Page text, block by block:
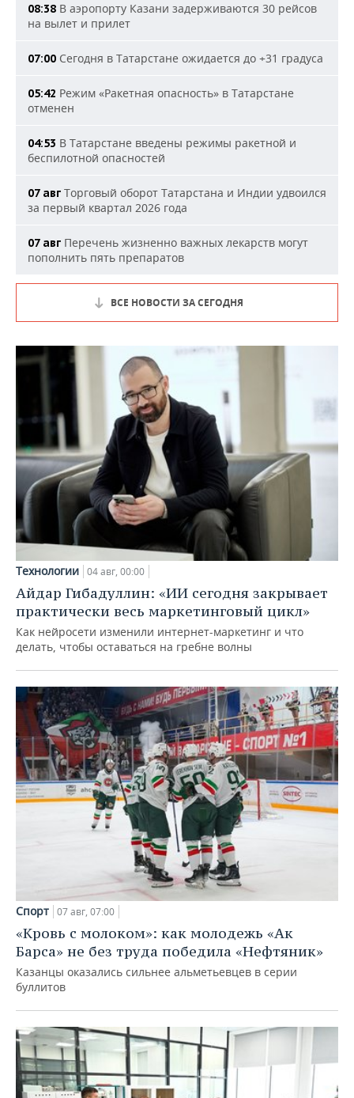
08:38 В аэропорту Казани задерживаются 30 рейсов
на вылет и прилет
07:00 Сегодня в Татарстане ожидается до +31 градуса
05:42 Режим «Ракетная опасность» в Татарстане
отменен
04:53 В Татарстане введены режимы ракетной и
беспилотной опасностей
07 авг Торговый оборот Татарстана и Индии удвоился
за первый квартал 2026 года
07 авг Перечень жизненно важных лекарств могут
пополнить пять препаратов
ВСЕ НОВОСТИ ЗА СЕГОДНЯ
Технологии 04 авг, 00:00
Айдар Гибадуллин: «ИИ сегодня закрывает
практически весь маркетинговый цикл»
Как нейросети изменили интернет-маркетинг и что
делать, чтобы оставаться на гребне волны
Спорт 07 авг, 07:00
«Кровь с молоком»: как молодежь «Ак
Барса» не без труда победила «Нефтяник»
Казанцы оказались сильнее альметьевцев в серии
буллитов